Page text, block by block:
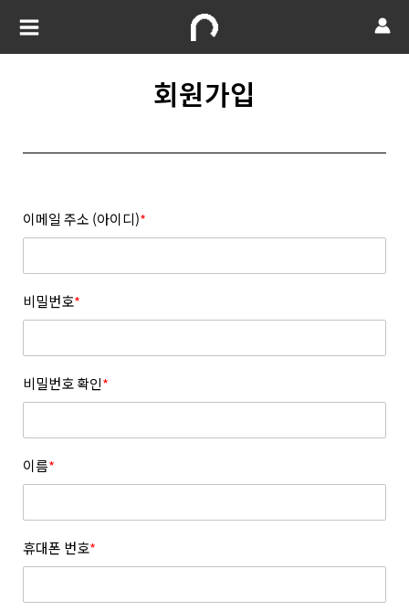
회원가입
이메일 주소 (아이디)*
비밀번호*
비밀번호 확인*
이름*
휴대폰 번호*